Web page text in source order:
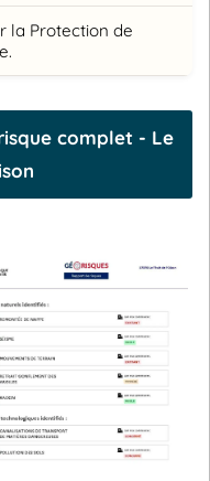
la Protection de
complet - Le